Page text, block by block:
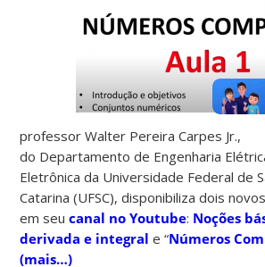
professor Walter Pereira Carpes Jr.,
do Departamento de Engenharia
Eletrônica da Universidade Federal de
Catarina (UFSC), disponibiliza dois
em seucanal no Youtube: Noções
derivada e integral e “Números
(mais…)